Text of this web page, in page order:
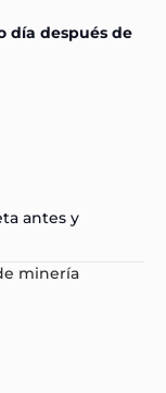
día después de
antes y
minería